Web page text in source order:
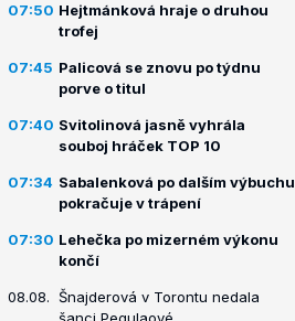
07:50 Hejtmánková hraje o druhou
trofej
07:45 Palicová se znovu po týdnu
porve o titul
07:40 Svitolinová jasně vyhrála
souboj hráček TOP 10
07:34 Sabalenková po dalším výbuchu
pokračuje v trápení
07:30 Lehečka po mizerném výkonu
končí
08.08. Šnajderová v Torontu nedala